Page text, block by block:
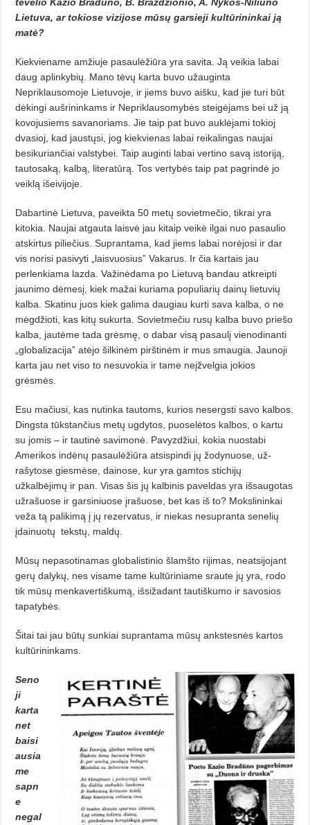
Lietuva, ar tokiose vizijose mūsų garsieji kultūrinin­kai ją
matė?
Kiekviename amžiuje pasaulė­žiū­ra yra savita. Ją veikia labai
daug aplinkybių. Mano tėvų karta buvo užauginta
Nepriklausomoje Lietuvoje, ir jiems buvo aišku, kad jie turi būt
dėkingi aušrininkams ir Nepriklau­somybės steigėjams bei už ją
kovoju­siems savanoriams. Jie taip pat buvo auklėjami tokioj
dvasioj, kad jaustų­si, jog kiekvienas labai reikalingas naujai
besikuriančiai valstybei. Taip auginti labai vertino savą istoriją,
tautosaką, kalbą, literatūrą. Tos vertybės taip pat pagrindė jo
veiklą išeivijoje.
Dabartinė Lietuva, paveikta 50 metų sovietmečio, tikrai yra
kitokia. Naujai atgauta laisvė jau kitaip veikė ilgai nuo pasaulio
atskirtus piliečius. Suprantama, kad jiems labai norėjosi ir dar
vis norisi pasivyti „laisvuosius” Vakarus. Ir čia kartais jau
perlenkiama lazda. Važinėdama po Lie­tu­vą bandau atkreipti
jaunimo dė­mesį, kiek mažai kuriama populiarių dainų lietuvių
kalba. Skatinu juos kiek galima daugiau kurti sava kal­ba, o ne
mėgdžioti, kas kitų sukurta. Sovietmečiu rusų kalba buvo priešo
kalba, jautėme tada grėsmę, o dabar visą pasaulį vienodinanti
„globali­zacija” atėjo šilkinėm pirštinėm ir mus smaugia. Jaunoji
karta jau net viso to nesuvokia ir tame neįžvelgia jokios
grėsmės.
Esu mačiusi, kas nutinka tautoms, kurios nesergsti savo kalbos.
Dingsta tūkstančius metų ugdytos, puoselėtos kalbos, o kartu
su jomis – ir tautinė savimonė. Pavyzdžiui, ko­kia nuostabi
Amerikos indėnų pasau­lė­žiūra atsispindi jų žodynuose, už­
rašytose giesmėse, dainose, kur yra gamtos stichijų
užkalbėjimų ir pan. Visas šis jų kalbinis paveldas yra išsaugotas
užrašuose ir garsiniuose įrašuose, bet kas iš to? Mokslininkai
veža tą palikimą į jų rezervatus, ir niekas nesupranta senelių
įdainuotų tekstų, maldų.
Mūsų nepasotinamas globalisti­nio šlamšto rijimas, neatsijojant
gerų dalykų, nes visame tame kultūrinia­me sraute jų yra, rodo
tik mūsų menkavertiškumą, išsižadant tautiš­kumo ir savosios
tapatybės.
Šitai tai jau būtų sunkiai suprantama mūsų ankstesnės kartos
kul­tūrininkams.
Seno
ji
karta
net
baisi
ausia
me
sapn
e
negal